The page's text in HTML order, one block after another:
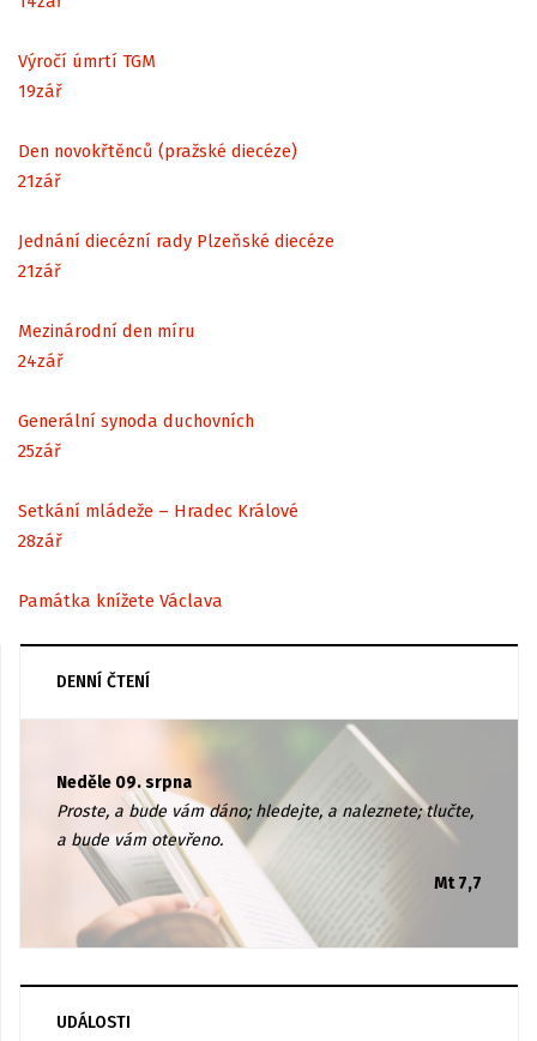
Výročí úmrtí TGM
19zář
Den novokřtěnců (pražské diecéze)
21zář
Jednání diecézní rady Plzeňské diecéze
21zář
Mezinárodní den míru
24zář
Generální synoda duchovních
25zář
Setkání mládeže – Hradec Králové
28zář
Památka knížete Václava
DENNÍ ČTENÍ
Neděle 09. srpna
Proste, a bude vám dáno; hledejte, a naleznete; tlučte,
a bude vám otevřeno.
Mt 7,7
UDÁLOSTI